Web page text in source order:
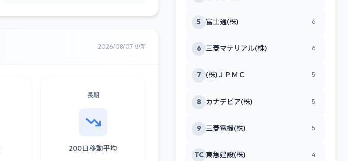
2026/08/07 更新
長期
200日移動平均
5 富士通(株) 6
6 三菱マテリアル(株) 6
7 (株)ＪＰＭＣ 5
8 カナデビア(株) 5
9 三菱電機(株) 5
TC 東急建設(株) 4